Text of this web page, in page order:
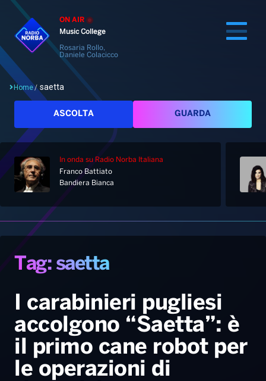
ON AIR
Music College
Rosaria Rollo,
Daniele Colacicco
Home
Palinsesto
Hit Dance
Giochi&Concorsi
PALATOUR
Notizie
Locali
Musica e Spettacolo
Sport
Radio Norba Consiglia
Leggerissime
Playlist
Generale
Novità
Notiziario
Interviste
Oroscopo
Speciale Astrabilia 2026
Gallery
Radio Norba News TV
Voce al Bari
Battiti Live 2026
Gallery
Home/ saetta
ASCOLTA GUARDA
In onda su Radio Norba Italiana
Franco Battiato
Bandiera Bianca
Tag: saetta
I carabinieri pugliesi
accolgono “Saetta”: è
il primo cane robot per
le operazioni di